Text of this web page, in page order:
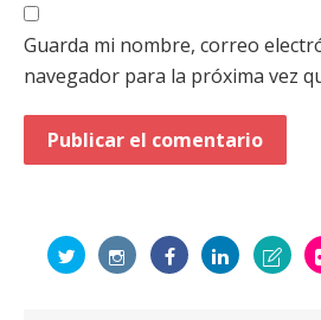
Guarda mi nombre, correo
navegador para la próxima vez